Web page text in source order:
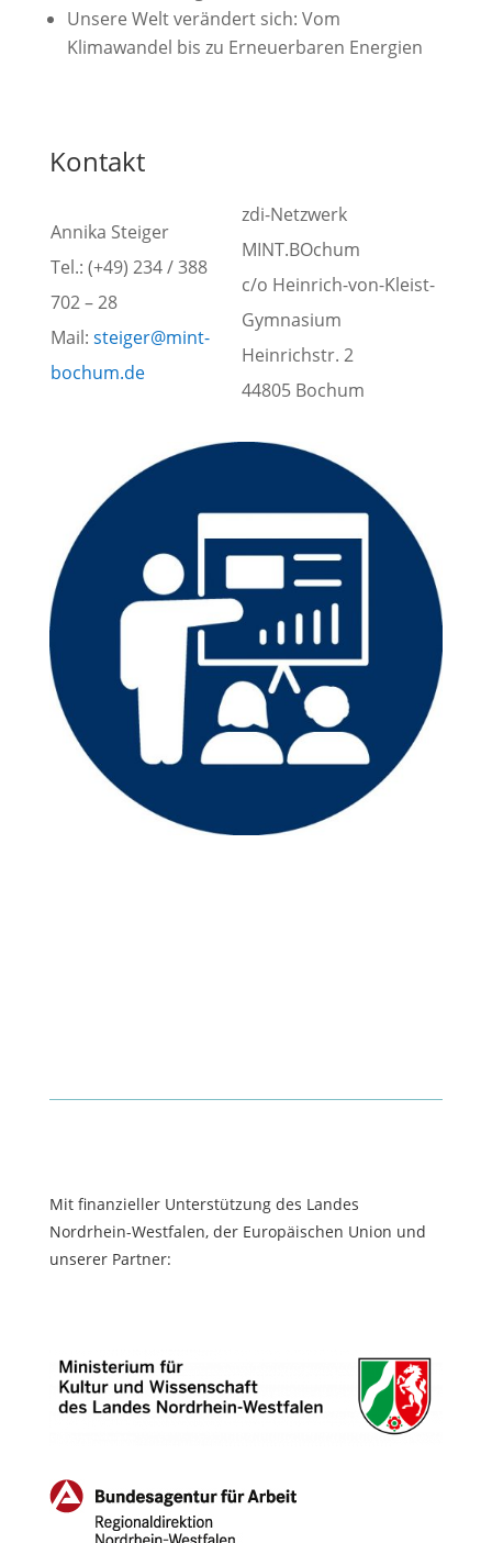
Unsere Welt verändert sich: Vom
Klimawandel bis zu Erneuerbaren Energien
Kontakt
Annika Steiger
Tel.: (+49) 234 / 388
702 – 28
Mail: steiger@mint-
bochum.de
zdi-Netzwerk
MINT.BOchum
c/o Heinrich-von-Kleist-
Gymnasium
Heinrichstr. 2
44805 Bochum
Mit finanzieller Unterstützung des Landes
Nordrhein-Westfalen, der Europäischen Union und
unserer Partner: